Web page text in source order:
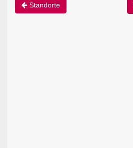
Standorte